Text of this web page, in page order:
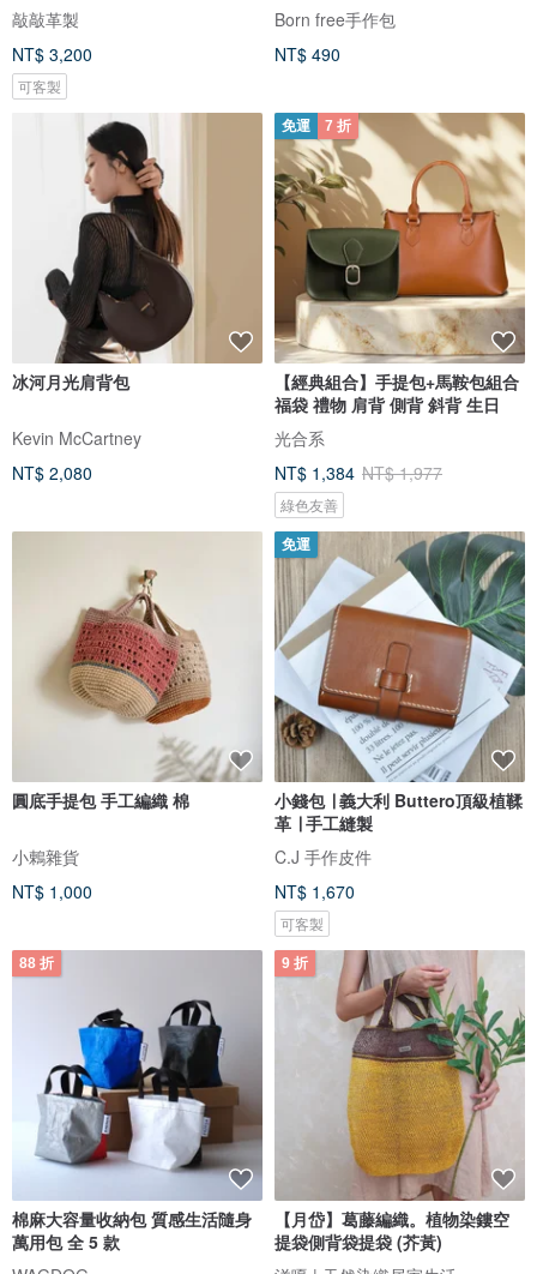
敲敲革製
NT$ 3,200
可客製
Born free手作包
NT$ 490
冰河月光肩背包
Kevin McCartney
NT$ 2,080
免運 7 折
【經典組合】手提包+馬鞍包組合
福袋 禮物 肩背 側背 斜背 生日
光合系
NT$ 1,384 NT$ 1,977
綠色友善
圓底手提包 手工編織 棉
小鶇雜貨
NT$ 1,000
免運
小錢包 ∣ 義大利 Buttero頂級植鞣
革 ∣ 手工縫製
C.J 手作皮件
NT$ 1,670
可客製
88 折
棉麻大容量收納包 質感生活隨身
萬用包 全 5 款
9 折
【月岱】葛藤編織。植物染鏤空
提袋側背袋提袋 (芥黃)